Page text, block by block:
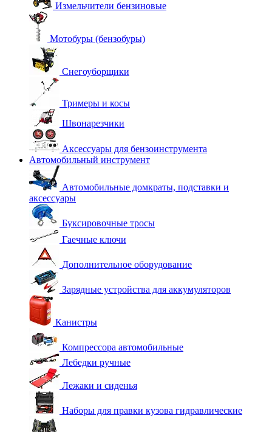
Измельчители бензиновые
Мотобуры (бензобуры)
Снегоуборщики
Тримеры и косы
Швонарезчики
Аксессуары для бензоинструмента
Автомобильный инструмент
Автомобильные домкраты, подставки и
аксессуары
Буксировочные тросы
Гаечные ключи
Дополнительное оборудование
Зарядные устройства для аккумуляторов
Канистры
Компрессора автомобильные
Лебедки ручные
Лежаки и сиденья
Наборы для правки кузова гидравлические